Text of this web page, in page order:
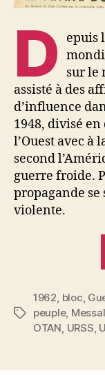
D
epuis
sur le
assisté à des
d’influence
1948, divisé en
l’Ouest avec à
second
guerre froide.
propagande
violente.
Étiquettes
1962, bloc,
peuple,
OTAN, URSS,